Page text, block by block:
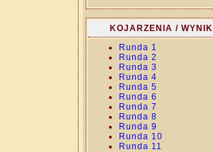
KOJARZENIA / WYNIKI
Runda 1
Runda 2
Runda 3
Runda 4
Runda 5
Runda 6
Runda 7
Runda 8
Runda 9
Runda 10
Runda 11